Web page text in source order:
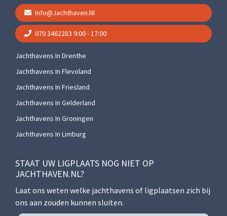
Info@jachthaven.nl
070 3462283 9:00 - 17:00
Jachthavens In Drenthe
Jachthavens In Flevoland
Jachthavens In Friesland
Jachthavens In Gelderland
Jachthavens In Groningen
Jachthavens In Limburg
STAAT UW LIGPLAATS NOG NIET OP
JACHTHAVEN.NL?
Laat ons weten welke jachthavens of ligplaatsen zich bij
ons aan zouden kunnen sluiten.